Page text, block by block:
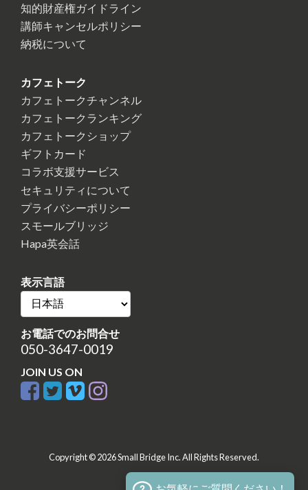
知的財産権ガイドライン
講師キャンセルポリシー
納税について
カフェトーク
カフェトークチャンネル
カフェトークランキング
カフェトークショップ
ギフトカード
コラボ支援サービス
セキュリティについて
プライバシーポリシー
スモールブリッジ
Hapa英会話
表示言語
お電話でのお問合せ
050-3647-0019
JOIN US ON
Copyright © 2026 Small Bridge Inc. All Rights Reserved.